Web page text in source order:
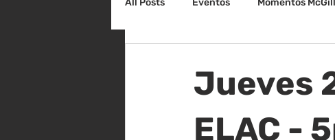
Jueves
ELAC -